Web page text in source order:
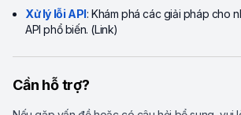
Xử lý lỗi API: Khám phá các giải pháp cho
API phổ biến. (Link)
Cần hỗ trợ?